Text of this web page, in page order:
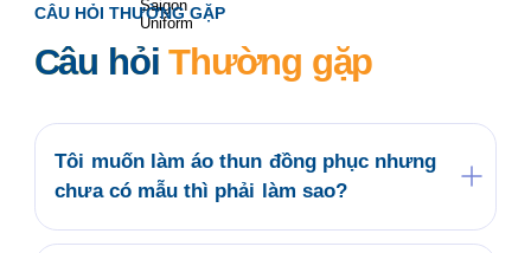
CÂU HỎI THƯỜNG GẶP
Câu hỏiThường gặp
Tôi muốn làm áo thun đồng phục nhưng
chưa có mẫu thì phải làm sao?